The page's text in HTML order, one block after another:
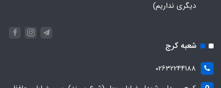
دیگری نداریم)
شعبه کرج
02632244188